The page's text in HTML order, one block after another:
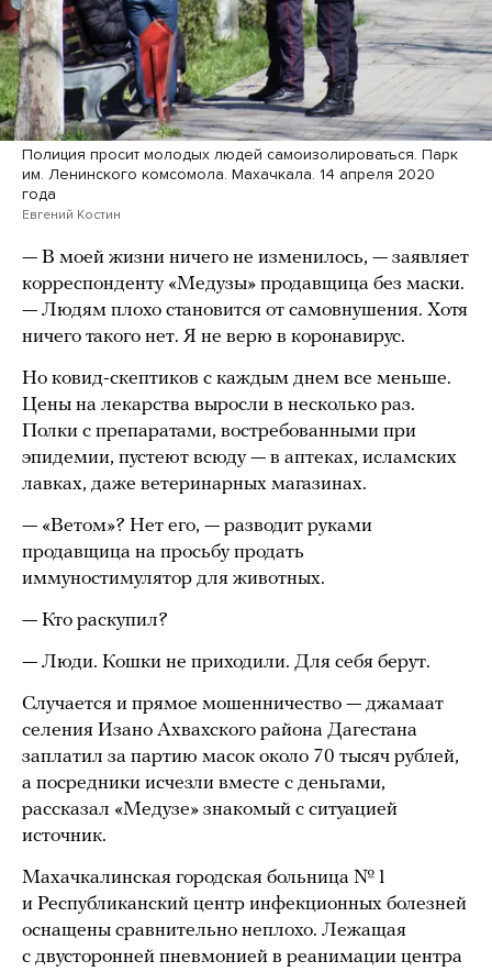
Полиция просит молодых людей самоизолироваться. Парк
им. Ленинского комсомола. Махачкала. 14 апреля 2020
года
Евгений Костин
— В моей жизни ничего не изменилось, — заявляет
корреспонденту «Медузы» продавщица без маски.
— Людям плохо становится от самовнушения. Хотя
ничего такого нет. Я не верю в коронавирус.
Но ковид-скептиков с каждым днем все меньше.
Цены на лекарства выросли в несколько раз.
Полки с препаратами, востребованными при
эпидемии, пустеют всюду — в аптеках, исламских
лавках, даже ветеринарных магазинах.
— «Ветом»? Нет его, — разводит руками
продавщица на просьбу продать
иммуностимулятор для животных.
— Кто раскупил?
— Люди. Кошки не приходили. Для себя берут.
Случается и прямое мошенничество — джамаат
селения Изано Ахвахского района Дагестана
заплатил за партию масок около 70 тысяч рублей,
а посредники исчезли вместе с деньгами,
рассказал «Медузе» знакомый с ситуацией
источник.
Махачкалинская городская больница № 1
и Республиканский центр инфекционных болезней
оснащены сравнительно неплохо. Лежащая
с двусторонней пневмонией в реанимации центра